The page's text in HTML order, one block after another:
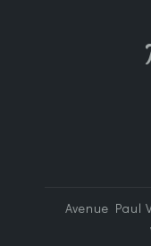
Avenue Paul